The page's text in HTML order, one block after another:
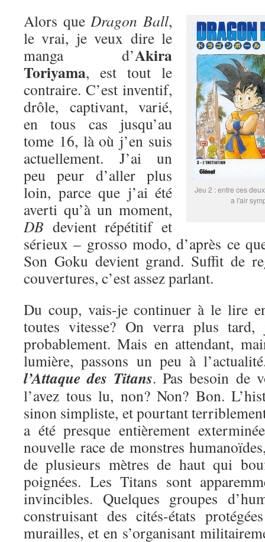
Jeu 2 : entre ces
a l'air
Alors queDragon Ball,
le vrai, je veux dire le
manga d’Akira
Toriyama, est tout le
contraire. C’est inventif,
drôle, captivant, varié,
en tous cas jusqu’au
tome 16, là où j’en suis
actuellement. J’ai un
peu peur d’aller plus
loin, parce que j’ai été
averti qu’à un moment,
DB devient répétitif et
sérieux – grosso modo, d’après ce
Son Goku devient grand. Suffit de
couvertures, c’est assez parlant.
Du coup, vais-je continuer à le lire
toutes vitesse? On verra plus
probablement. Mais en attendant,
lumière, passons un peu à
l’Attaque des Titans. Pas besoin de
l’avez tous lu, non? Non? Bon.
sinon simpliste, et pourtant
a été presque entièrement
nouvelle race de monstres
de plusieurs mètres de haut qui
poignées. Les Titans sont
invincibles. Quelques groupes
construisant des cités-états
murailles, et en s’organisant